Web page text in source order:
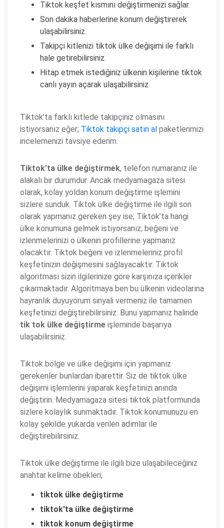
Tiktok keşfet kısmını değiştirmenizi sağlar.
Son dakika haberlerine konum değiştirerek
ulaşabilirsiniz.
Takipçi kitlenizi tiktok ülke değişimi ile farklı
hale getirebilirsiniz.
Hitap etmek istediğiniz ülkenin kişilerine tiktok
canlı yayın açarak ulaşabilirsiniz.
Tiktok’ta farklı kitlede takipçiniz olmasını
istiyorsanız eğer; Tiktok takipçi satın al paketlerimizi
incelemenizi tavsiye ederim.
Tiktok’ta ülke değiştirmek, telefon numaranız ile
alakalı bir durumdur. Ancak medyamagaza sitesi
olarak, kolay yoldan konum değiştirme işlemini
sizlere sunduk. Tiktok ülke değiştirme ile ilgili son
olarak yapmanız gereken şey ise; Tiktok’ta hangi
ülke konumuna gelmek istiyorsanız, beğeni ve
izlenmelerinizi o ülkenin profillerine yapmanız
olacaktır. Tiktok beğeni ve izlenmeleriniz profil
keşfetinizin değişmesini sağlayacaktır. Tiktok
algoritması sizin ilgilerinize göre karşınıza içerikler
çıkarmaktadır. Algoritmaya ben bu ülkenin videolarına
hayranlık duyuyorum sinyali vermeniz ile tamamen
keşfetinizi değiştirebilirsiniz. Bunu yapmanız halinde
tik tok ülke değiştirme işleminde başarıya
ulaşabilirsiniz.
Tiktok bölge ve ülke değişimi için yapmanız
gerekenler bunlardan ibarettir. Siz de tiktok ülke
değişimi işlemlerini yaparak keşfetinizi anında
değiştirin. Medyamagaza sitesi tiktok platformunda
sizlere kolaylık sunmaktadır. Tiktok konumunuzu en
kolay şekilde yukarda verilen adımlar ile
değiştirebilirsiniz.
Tiktok ülke değiştirme ile ilgili bize ulaşabileceğiniz
anahtar kelime öbekleri;
tiktok ülke değiştirme
tiktok'ta ülke değiştirme
tiktok konum değiştirme